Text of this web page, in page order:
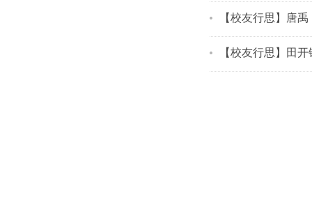
【校友行思】唐
【校友行思】田